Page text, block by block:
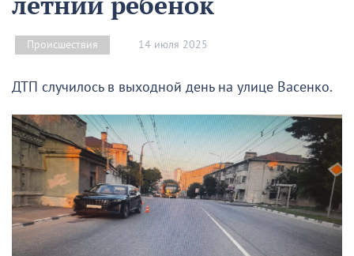
Происшествия 14 июля 2025
ДТП случилось в выходной день на улице Васенко.